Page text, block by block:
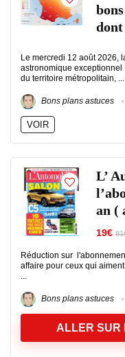
Le mercredi 12 août 2026,
astronomique exceptionnel
du territoire métropolitain, ...
Bons plans astuces
VOIR
L’
an (
19€
Réduction sur
affaire pour ceux qui
...
Bons plans astuces
ALLER SUR